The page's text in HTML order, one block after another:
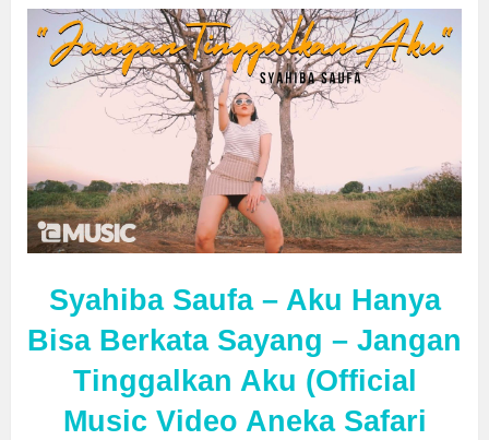
Syahiba Saufa – Aku Hanya
Bisa Berkata Sayang – Jangan
Tinggalkan Aku (Official
Music Video Aneka Safari